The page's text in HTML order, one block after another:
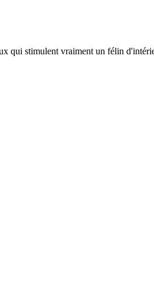
qui stimulent vraiment un félin